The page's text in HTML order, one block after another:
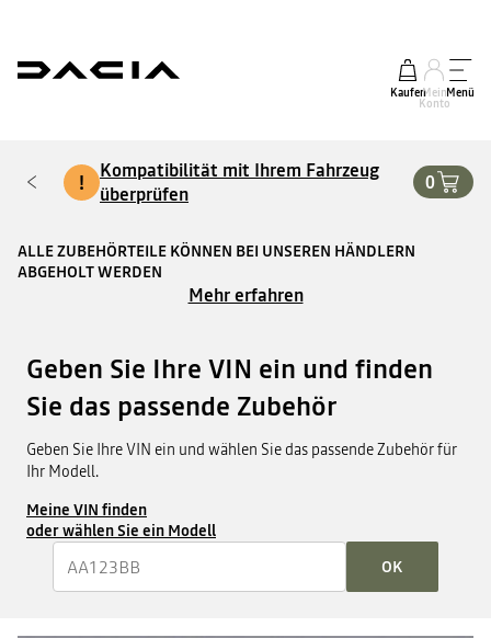
KaufenMein
Konto
Menü
!
Kompatibilität mit Ihrem Fahrzeug
überprüfen
0
ALLE ZUBEHÖRTEILE KÖNNEN BEI UNSEREN HÄNDLERN
ABGEHOLT WERDEN
Mehr erfahren
Geben Sie Ihre VIN ein und finden
Sie das passende Zubehör
Geben Sie Ihre VIN ein und wählen Sie das passende Zubehör für
Ihr Modell.
Meine VIN finden
oder wählen Sie ein Modell
OK